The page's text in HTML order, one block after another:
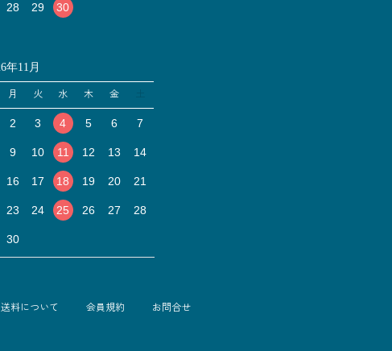
28 29 30
年11月
月 火 水 木 金
2 3 4 5 6 7
9 10 11 12 13 14
16 17 18 19 20 21
23 24 25 26 27 28
30
送料について 会員規約 お問合せ